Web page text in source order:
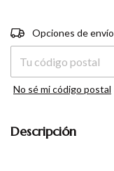
Entregas para el CP:
Opciones de envío
No sé mi código postal
Descripción